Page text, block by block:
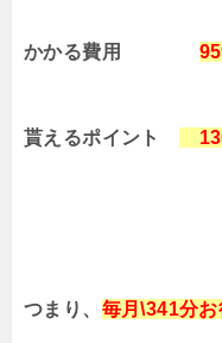
かかる費用
貰えるポイント
つまり、 毎月\341分お